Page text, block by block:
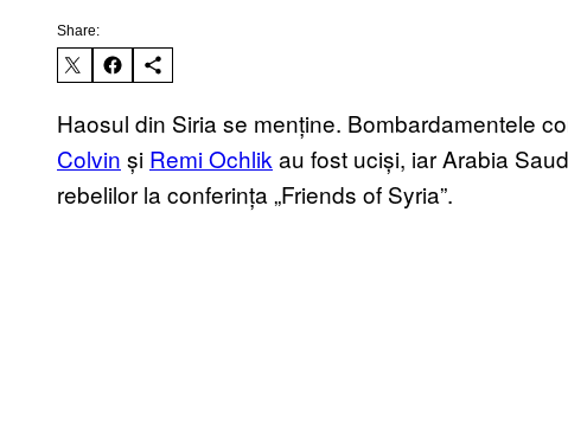
Share:
Haosul din Siria se menține. Bombardamentele
Colvin și Remi Ochlik au fost uciși, iar Arabia
rebelilor la conferința „Friends of Syria”.